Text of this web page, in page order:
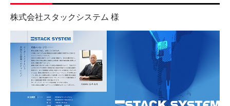
株式会社スタックシステム 様